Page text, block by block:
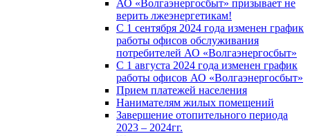
АО «Волгаэнергосбыт» призывает не
верить лжеэнергетикам!
С 1 сентября 2024 года изменен график
работы офисов обслуживания
потребителей АО «Волгаэнергосбыт»
С 1 августа 2024 года изменен график
работы офисов АО «Волгаэнергосбыт»
Прием платежей населения
Нанимателям жилых помещений
Завершение отопительного периода
2023 – 2024гг.